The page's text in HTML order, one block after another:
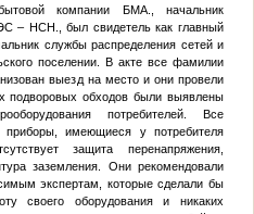
компании БМА., начальник
– НСН ., был свидетель как главный
службы распределения сетей и
поселении. В акте все фамилии
выезд на место и они провели
подворовых обходов были выявлены
потребителей. Все
приборы, имеющиеся у потребителя
защита перенапряжения,
заземления. Они рекомендовали
экспертам, которые сделали бы
своего оборудования и никаких